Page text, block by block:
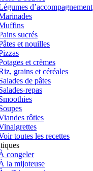
d’accompagnement
sucrés
et nouilles
et crèmes
grains et céréales
de pâtes
repas
rôties
toutes les recettes
congeler
la mijoteuse